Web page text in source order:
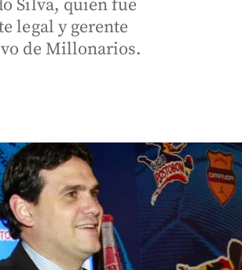
Silva, quien fue
legal y gerente
de Millonarios.